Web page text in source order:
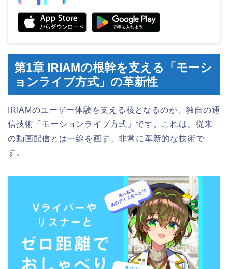
第1章 IRIAMの根幹を支える「モーシ
ョンライブ方式」の革新性
IRIAMのユーザー体験を支える核となるのが、独自の通
信技術「モーションライブ方式」です。これは、従来
の動画配信とは一線を画す、非常に革新的な技術で
す。